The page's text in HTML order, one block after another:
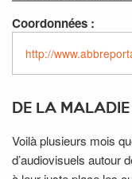
Coordonnées :
http://
DE LA
Voilà plusieurs mois
d’audiovisuels autour